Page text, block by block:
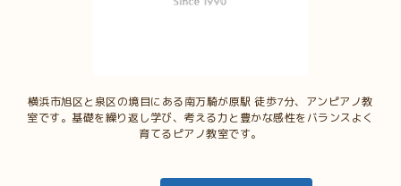
横浜市旭区と泉区の境目にある南万騎が原駅 徒歩7分、アンピアノ教
室です。基礎を繰り返し学び、考える力と豊かな感性をバランスよく
育てるピアノ教室です。